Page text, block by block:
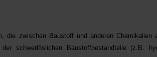
die zwischen Baustoff und anderen
der schwerlöslichen Baustoffbestandteile (z.B.